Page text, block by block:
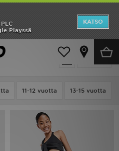
Playssä
KATSO
Suodata
11-12 vuotta 13-15 vuotta